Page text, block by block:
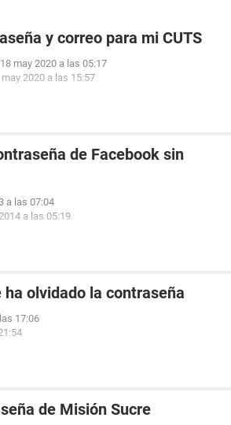
y correo para mi CUTS
18 may 2020 a las 05:17
may 2020 a las 15:57
de Facebook sin
a las 07:04
a las 05:19
olvidado la contraseña
17:06
de Misión Sucre